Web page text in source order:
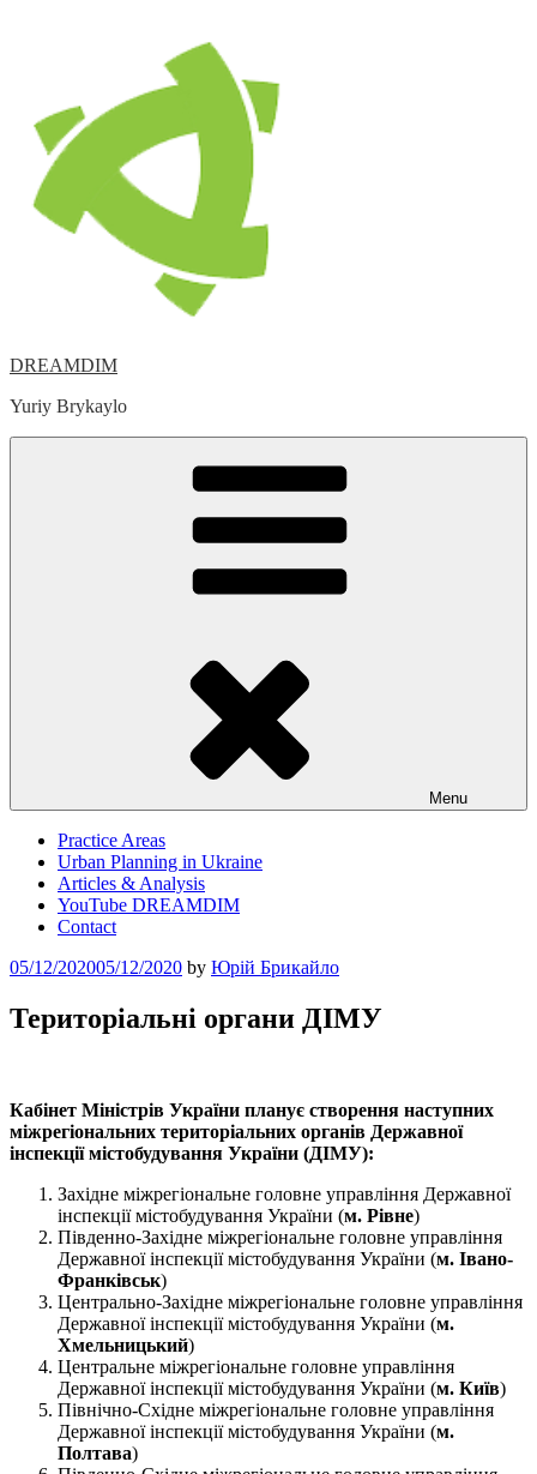
DREAMDIM
Yuriy Brykaylo
Menu
Practice Areas
Urban Planning in Ukraine
Articles & Analysis
YouTube DREAMDIM
Contact
Posted
05/12/202005/12/2020 by Юрій Брикайло
Територіальні органи ДІМУ
Кабінет Міністрів України планує створення наступних
міжрегіональних територіальних органів Державної
інспекції містобудування України (ДІМУ):
Західне міжрегіональне головне управління Державної
інспекції містобудування України (м. Рівне)
Південно-Західне міжрегіональне головне управління
Державної інспекції містобудування України (м. Івано-
Франківськ)
Центрально-Західне міжрегіональне головне управління
Державної інспекції містобудування України (м.
Хмельницький)
Центральне міжрегіональне головне управління
Державної інспекції містобудування України (м. Київ)
Північно-Східне міжрегіональне головне управління
Державної інспекції містобудування України (м.
Полтава)